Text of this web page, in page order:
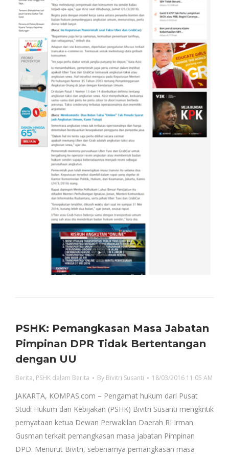
PSHK: Pemangkasan Masa Jabatan
Pimpinan DPR Tidak Bertentangan
dengan UU
Berita, PSHK dalam Berita By Bivitri Susanti 18/03/2016 11:05 AM
JAKARTA, KOMPAS.com – Pengamat hukum dari Pusat
Studi Hukum dan Kebijakan (PSHK) Bivitri Susanti mengkritik
pernyataan ketua Dewan Perwakilan Daerah RI Irman
Gusman terkait pemangkasan masa jabatan Pimpinan
DPD. Menurut Bivitri, sebenarnya pemangkasan masa